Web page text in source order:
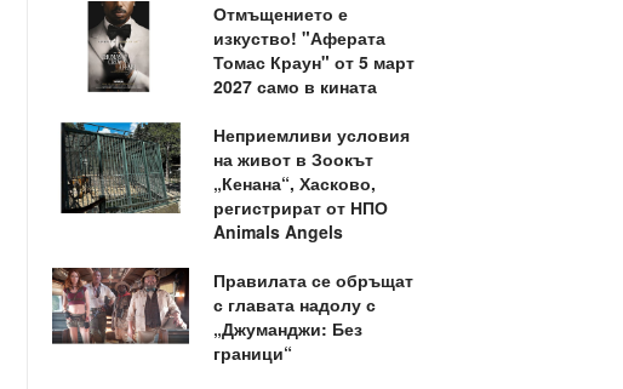
Отмъщението е
изкуство! "Аферата
Томас Краун" от 5 март
2027 само в кината
Неприемливи условия
на живот в Зоокът
„Кенана“, Хасково,
регистрират от НПО
Animals Angels
Правилата се обръщат
с главата надолу с
„Джуманджи: Без
граници“